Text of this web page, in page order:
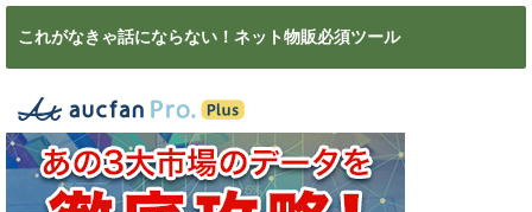
これがなきゃ話にならない！ネット物販必須ツール